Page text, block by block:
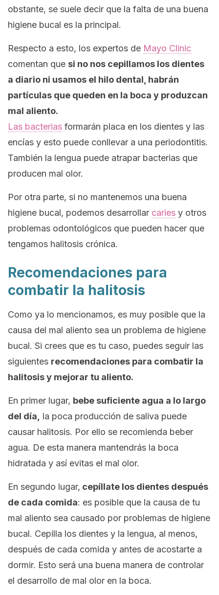
obstante, se suele decir que la falta de una buena
higiene bucal es la principal.
Respecto a esto, los expertos de Mayo Clinic
comentan que si no nos cepillamos los dientes
a diario ni usamos el hilo dental, habrán
partículas que queden en la boca y produzcan
mal aliento.
Las bacterias formarán placa en los dientes y las
encías y esto puede conllevar a una periodontitis.
También la lengua puede atrapar bacterias que
producen mal olor.
Por otra parte, si no mantenemos una buena
higiene bucal, podemos desarrollar caries y otros
problemas odontológicos que pueden hacer que
tengamos halitosis crónica.
Recomendaciones para
combatir la halitosis
Como ya lo mencionamos, es muy posible que la
causa del mal aliento sea un problema de higiene
bucal. Si crees que es tu caso, puedes seguir las
siguientes recomendaciones para combatir la
halitosis y mejorar tu aliento.
En primer lugar, bebe suficiente agua a lo largo
del día,
la poca producción de saliva puede
causar halitosis. Por ello se recomienda beber
agua. De esta manera mantendrás la boca
hidratada y así evitas el mal olor.
En segundo lugar, cepíllate los dientes después
de cada comida: es posible que la causa de tu
mal aliento sea causado por problemas de higiene
bucal. Cepilla los dientes y la lengua, al menos,
después de cada comida y antes de acostarte a
dormir. Esto será una buena manera de controlar
el desarrollo de mal olor en la boca.